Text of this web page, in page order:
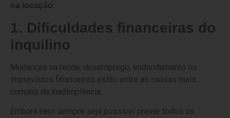
na locação:
1. Dificuldades financeiras do
inquilino
Mudanças na renda, desemprego, endividamento ou
imprevistos financeiros estão entre as causas mais
comuns da inadimplência.
Embora nem sempre seja possível prever todos os